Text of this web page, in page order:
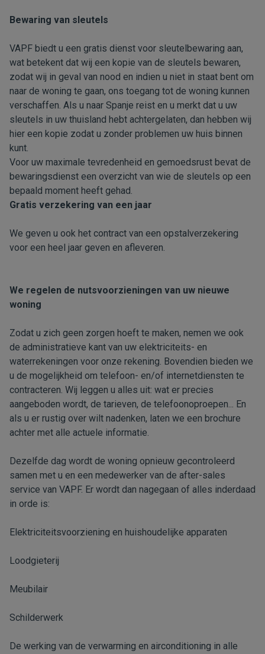
Bewaring van sleutels
VAPF biedt u een gratis dienst voor sleutelbewaring aan,
wat betekent dat wij een kopie van de sleutels bewaren,
zodat wij in geval van nood en indien u niet in staat bent om
naar de woning te gaan, ons toegang tot de woning kunnen
verschaffen. Als u naar Spanje reist en u merkt dat u uw
sleutels in uw thuisland hebt achtergelaten, dan hebben wij
hier een kopie zodat u zonder problemen uw huis binnen
kunt.
Voor uw maximale tevredenheid en gemoedsrust bevat de
bewaringsdienst een overzicht van wie de sleutels op een
bepaald moment heeft gehad.
Gratis verzekering van een jaar
We geven u ook het contract van een opstalverzekering
voor een heel jaar geven en afleveren.
We regelen de nutsvoorzieningen van uw nieuwe
woning
Zodat u zich geen zorgen hoeft te maken, nemen we ook
de administratieve kant van uw elektriciteits- en
waterrekeningen voor onze rekening. Bovendien bieden we
u de mogelijkheid om telefoon- en/of internetdiensten te
contracteren. Wij leggen u alles uit: wat er precies
aangeboden wordt, de tarieven, de telefoonoproepen... En
als u er rustig over wilt nadenken, laten we een brochure
achter met alle actuele informatie.
Dezelfde dag wordt de woning opnieuw gecontroleerd
samen met u en een medewerker van de after-sales
service van VAPF. Er wordt dan nagegaan of alles inderdaad
in orde is:
Elektriciteitsvoorziening en huishoudelijke apparaten
Loodgieterij
Meubilair
Schilderwerk
De werking van de verwarming en airconditioning in alle